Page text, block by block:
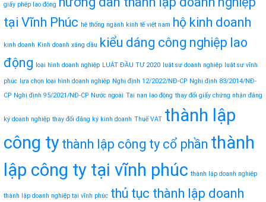
giấy phép lao động
tại Vĩnh Phúc hệ thống ngành kinh tế việt nam hộ kinh doanh
kinh doanh Kinh doanh xăng dầu kiểu dáng công nghiệp lao
động
loại hình doanh nghiệp LUẬT ĐẦU TƯ 2020 luật sư doanh nghiệp luật sư vĩnh
phúc lựa chọn loại hình doanh nghiệp Nghị định 12/2022/NĐ-CP Nghị định 83/2014/NĐ-
CP Nghị định 95/2021/NĐ-CP Nước ngoài Tai nạn lao động thay đổi giấy chứng nhận đăng
ký doanh nghiệp thay đổi đăng ký kinh doanh Thuế VAT thành lập
công ty thành lập công ty cổ phần thành
lập công ty tại vĩnh phúc thành lập doanh nghiệp
thành lập doanh nghiệp tại vĩnh phúc thủ tục thành lập doanh